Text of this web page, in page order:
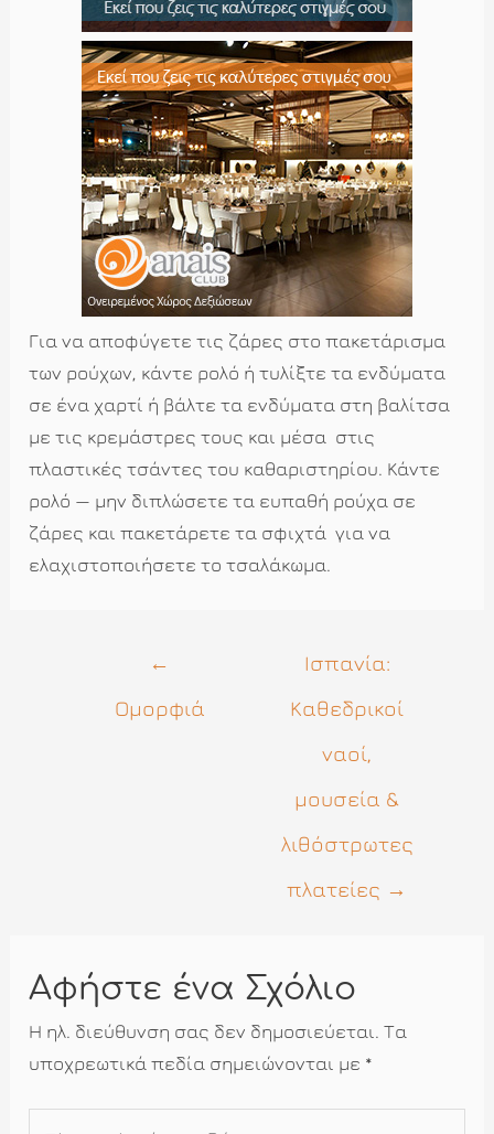
Για να αποφύγετε τις ζάρες στο πακετάρισμα
των ρούχων, κάντε ρολό ή τυλίξτε τα ενδύματα
σε ένα χαρτί ή βάλτε τα ενδύματα στη βαλίτσα
με τις κρεμάστρες τους και μέσα στις
πλαστικές τσάντες του καθαριστηρίου. Κάντε
ρολό — μην διπλώσετε τα ευπαθή ρούχα σε
ζάρες και πακετάρετε τα σφιχτά για να
ελαχιστοποιήσετε το τσαλάκωμα.
←
Ομορφιά
Ισπανία:
Καθεδρικοί
ναοί,
μουσεία &
λιθόστρωτες
πλατείες →
Αφήστε ένα Σχόλιο
Η ηλ. διεύθυνση σας δεν δημοσιεύεται. Τα
υποχρεωτικά πεδία σημειώνονται με *